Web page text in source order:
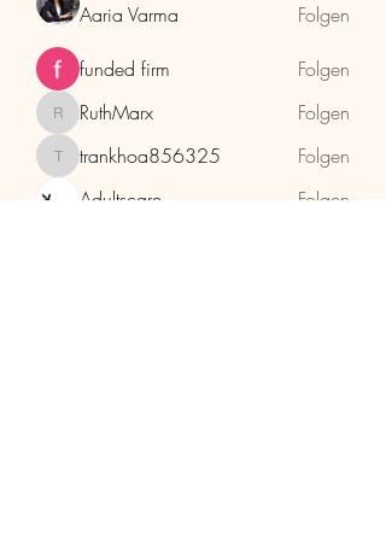
Aaria Varma
Folgen
funded firm Folgen
RuthMarx
RuthMarx Folgen
trankhoa856325
trankhoa856325
Folgen
Adultscare
Folgen